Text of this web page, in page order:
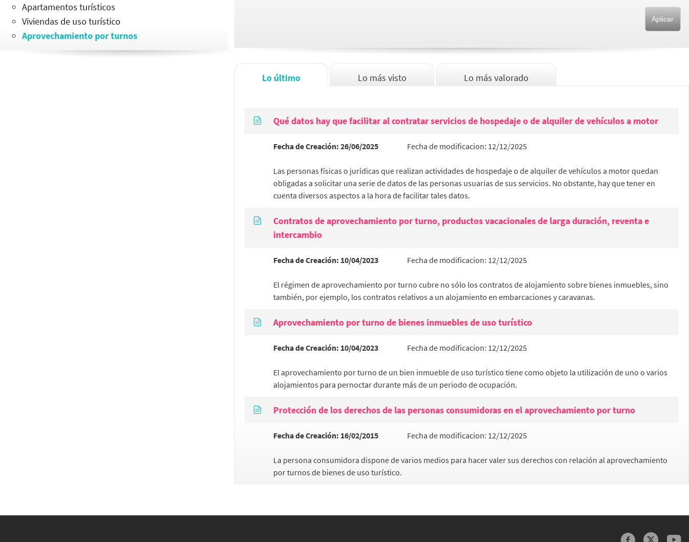
Apartamentos turísticos
Viviendas de uso turístico
Aprovechamiento por turnos
Lo último Lo más visto Lo más valorado
Qué datos hay que facilitar al contratar servicios de hospedaje o de alquiler de vehículos a motor
Fecha de Creación:26/06/2025 Fecha de modificacion: 12/12/2025
Las personas físicas o jurídicas que realizan actividades de hospedaje o de alquiler de vehículos a motor quedan
obligadas a solicitar una serie de datos de las personas usuarias de sus servicios. No obstante, hay que tener en
cuenta diversos aspectos a la hora de facilitar tales datos.
Contratos de aprovechamiento por turno, productos vacacionales de larga duración, reventa e
intercambio
Fecha de Creación: 10/04/2023 Fecha de modificacion: 12/12/2025
El régimen de aprovechamiento por turno cubre no sólo los contratos de alojamiento sobre bienes inmuebles, sino
también, por ejemplo, los contratos relativos a un alojamiento en embarcaciones y caravanas.
Aprovechamiento por turno de bienes inmuebles de uso turístico
Fecha de Creación: 10/04/2023 Fecha de modificacion: 12/12/2025
El aprovechamiento por turno de un bien inmueble de uso turístico tiene como objeto la utilización de uno o varios
alojamientos para pernoctar durante más de un periodo de ocupación.
Protección de los derechos de las personas consumidoras en el aprovechamiento por turno
Fecha de Creación: 16/02/2015 Fecha de modificacion: 12/12/2025
La persona consumidora dispone de varios medios para hacer valer sus derechos con relación al aprovechamiento
por turnos de bienes de uso turístico.